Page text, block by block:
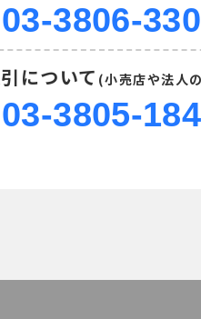
03-3806-
について (小売店や法人
03-3805-